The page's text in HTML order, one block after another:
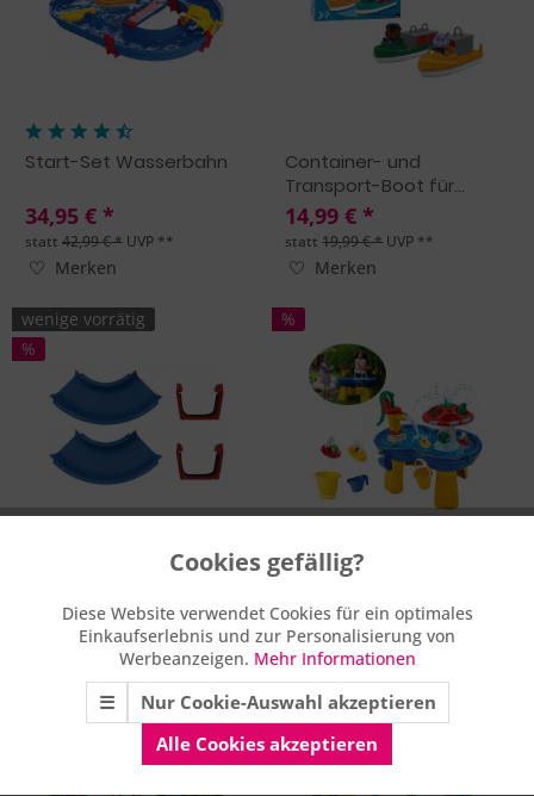
Start-Set Wasserbahn
34,95 € *
statt42,99 € * UVP **
Merken
Container- und
Transport-Boot für...
14,99 € *
statt19,99 € * UVP **
Merken
wenige vorrätig
%
Wasserbahn Kurve...
12,95 € *
16,99 € *UVP **
Merken
%
Großer Wassertisch mit
Pumpe und...
119,95 € *
statt149,00 € *UVP **
Merken
ausverkauft
Marketing Aktiv
Aktiv
Cookies gefällig?
Diese Website verwendet Cookies für ein optimales
Einkaufserlebnis und zur Personalisierung von
Werbeanzeigen. Mehr Informationen
☰
Nur Cookie-Auswahl akzeptieren
Alle Cookies akzeptieren